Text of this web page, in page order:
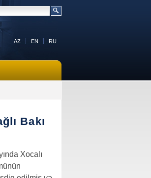
Bakı
Xocalı
AZ EN RU